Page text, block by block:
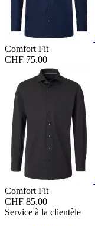
Comfort Fit
CHF 75.00
Comfort Fit
CHF 85.00
Service à la clientèle